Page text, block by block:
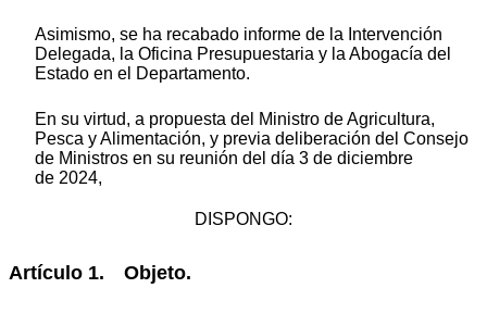
Asimismo, se ha recabado informe de la Intervención
Delegada, la Oficina Presupuestaria y la Abogacía del
Estado en el Departamento.
En su virtud, a propuesta del Ministro de Agricultura,
Pesca y Alimentación, y previa deliberación del Consejo
de Ministros en su reunión del día 3 de diciembre
de 2024,
DISPONGO:
Artículo 1. Objeto.